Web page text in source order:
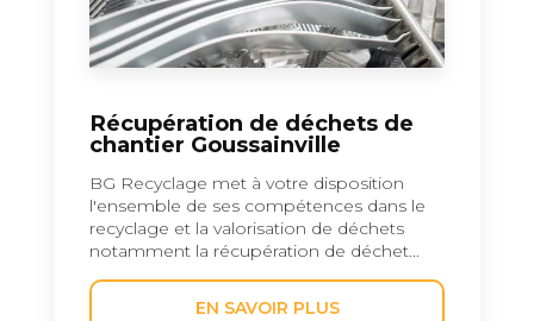
Récupération de déchets de
chantier Goussainville
BG Recyclage met à votre disposition
l'ensemble de ses compétences dans le
recyclage et la valorisation de déchets
notamment la récupération de déchet...
EN SAVOIR PLUS